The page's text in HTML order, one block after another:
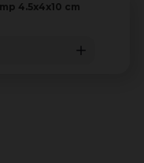
4.5x4x10 cm